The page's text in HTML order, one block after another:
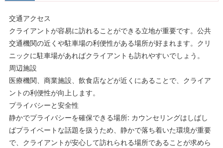
交通アクセス
クライアントが容易に訪れることができる立地が重要です。公共
交通機関の近くや駐車場の利便性がある場所が好まれます。クリ
ニックに駐車場があればクライアントも訪れやすいでしょう。
周辺施設
医療機関、商業施設、飲食店などが近くにあることで、クライア
ントの利便性が向上します。
プライバシーと安全性
静かでプライバシーを確保できる場所: カウンセリングはしばし
ばプライベートな話題を扱うため、静かで落ち着いた環境が重要
で、クライアントが安心して訪れられる場所であることが求めら